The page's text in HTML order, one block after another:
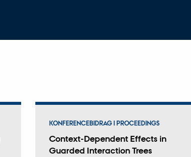
Context-Dependent Effects in
Guarded Interaction Trees
KONFERENCEBIDRAG I PROCEEDINGS